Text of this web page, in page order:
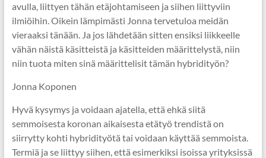
avulla, liittyen tähän etäjohtamiseen ja siihen liittyviin
ilmiöihin. Oikein lämpimästi Jonna tervetuloa meidän
vieraaksi tänään. Ja jos lähdetään sitten ensiksi liikkeelle
vähän näistä käsitteistä ja käsitteiden määrittelystä, niin
niin tuota miten sinä määrittelisit tämän hybridityön?
Jonna Koponen
Hyvä kysymys ja voidaan ajatella, että ehkä siitä
semmoisesta koronan aikaisesta etätyö trendistä on
siirrytty kohti hybridityötä tai voidaan käyttää semmoista.
Termiä ja se liittyy siihen, että esimerkiksi isoissa yrityksissä